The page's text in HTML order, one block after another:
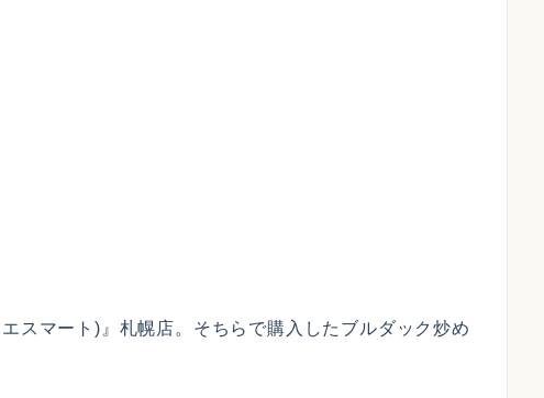
スマート)』札幌店。そちらで購入したブルダック炒め